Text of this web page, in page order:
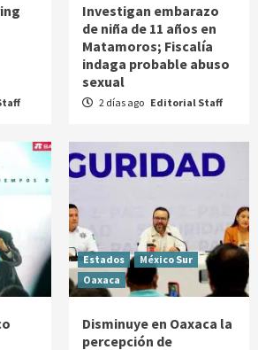
Investigan embarazo
de niña de 11 años en
Matamoros; Fiscalía
indaga probable abuso
sexual
2 días ago Editorial Staff
Estados
México Sur
Oaxaca
Disminuye en Oaxaca la
percepción de